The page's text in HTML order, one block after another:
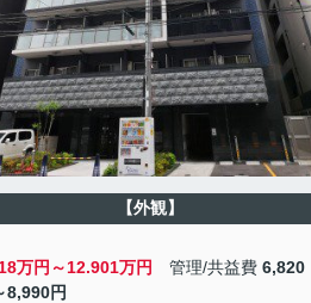
【外観】
万円～12.901万円 管理/共益費 6,820
8,990円